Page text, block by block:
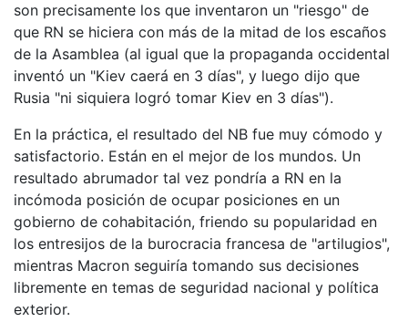
son precisamente los que inventaron un "riesgo" de
que RN se hiciera con más de la mitad de los escaños
de la Asamblea (al igual que la propaganda occidental
inventó un "Kiev caerá en 3 días", y luego dijo que
Rusia "ni siquiera logró tomar Kiev en 3 días").
En la práctica, el resultado del NB fue muy cómodo y
satisfactorio. Están en el mejor de los mundos. Un
resultado abrumador tal vez pondría a RN en la
incómoda posición de ocupar posiciones en un
gobierno de cohabitación, friendo su popularidad en
los entresijos de la burocracia francesa de "artilugios",
mientras Macron seguiría tomando sus decisiones
libremente en temas de seguridad nacional y política
exterior.